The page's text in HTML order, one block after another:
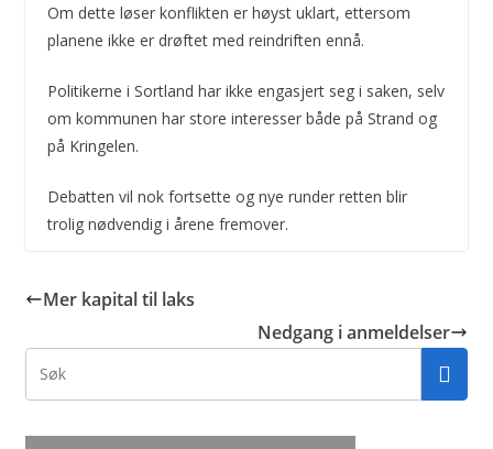
Om dette løser konflikten er høyst uklart, ettersom
planene ikke er drøftet med reindriften ennå.
Politikerne i Sortland har ikke engasjert seg i saken, selv
om kommunen har store interesser både på Strand og
på Kringelen.
Debatten vil nok fortsette og nye runder retten blir
trolig nødvendig i årene fremover.
Mer kapital til laks
Nedgang i anmeldelser